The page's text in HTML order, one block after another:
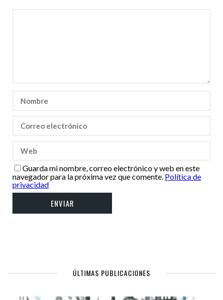
Guarda mi nombre, correo electrónico y web en este
navegador para la próxima vez que comente. Política de
privacidad
ÚLTIMAS PUBLICACIONES